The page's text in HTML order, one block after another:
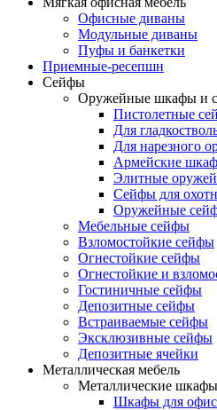
Офисные диваны
Модульные диваны
Пуфы и банкетки
Приемные-ресепшн
Сейфы
Оружейные шкафы и
Пистолетные
Для
Для нарезного
Армейские
Элитные
Сейфы для
Оружейные
Мебельные сейфы
Взломостойкие сейфы
Огнестойкие сейфы
Огнестойкие и
Гостиничные сейфы
Депозитные сейфы
Встраиваемые сейфы
Эксклюзивные сейфы
Депозитные ячейки
Металлическая мебель
Металлические шкафы
Шкафы для